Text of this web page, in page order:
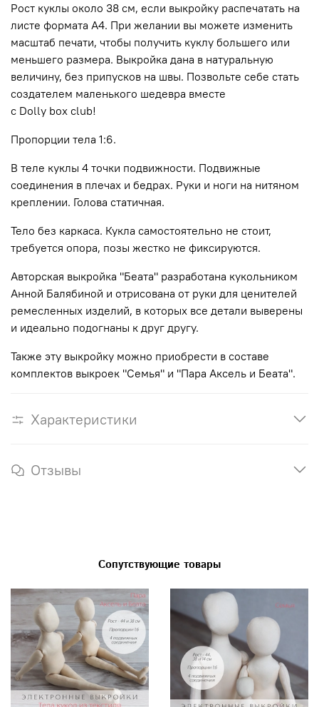
Рост куклы около 38 см, если выкройку распечатать на
листе формата А4. При желании вы можете изменить
масштаб печати, чтобы получить куклу большего или
меньшего размера. Выкройка дана в натуральную
величину, без припусков на швы. Позвольте себе стать
создателем маленького шедевра вместе
с Dolly box club!
Пропорции тела 1:6.
В теле куклы 4 точки подвижности. Подвижные
соединения в плечах и бедрах. Руки и ноги на нитяном
креплении. Голова статичная.
Тело без каркаса. Кукла самостоятельно не стоит,
требуется опора, позы жестко не фиксируются.
Авторская выкройка "Беата" разработана кукольником
Анной Балябиной и отрисована от руки для ценителей
ремесленных изделий, в которых все детали выверены
и идеально подогнаны к друг другу.
Также эту выкройку можно приобрести в составе
комплектов выкроек "Семья" и "Пара Аксель и Беата".
Характеристики
Отзывы
Сопутствующие товары